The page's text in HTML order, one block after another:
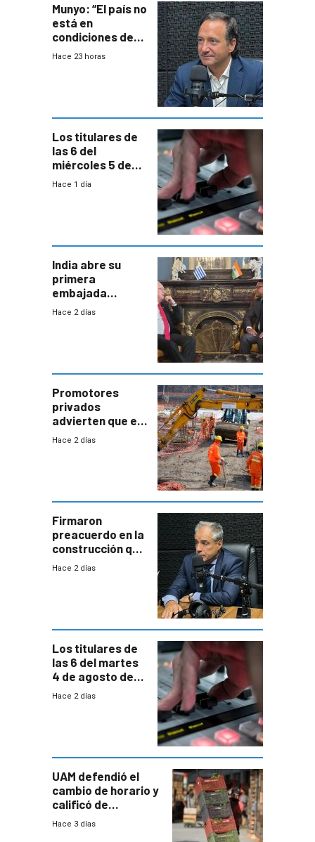
Munyo: “El país no
está en
condiciones de
enfrentar una
Hace 23 horas
Los titulares de
las 6 del
miércoles 5 de
agosto de 2026
Hace 1 día
India abre su
primera
embajada
residente en
enorme
potencial
Hace 2 días
Promotores
privados
advierten que el
nuevo convenio
a revisar
proyectos
Hace 2 días
Firmaron
preacuerdo en la
construcción que
comprende
Hace 2 días
Los titulares de
las 6 del martes
4 de agosto de
2026
Hace 2 días
UAM defendió el
cambio de horario y
calificó de
“desproporcionado”
Hace 3 días